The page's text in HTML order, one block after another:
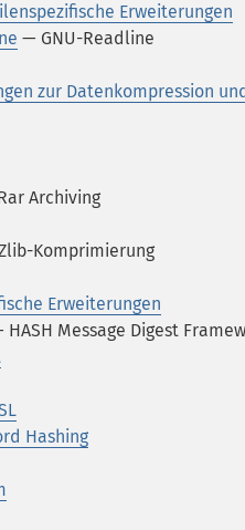
Erweiterungen
— GNU-Readline
zur Datenkompression
Archiving
Komprimierung
Erweiterungen
HASH Message Digest
Hashing